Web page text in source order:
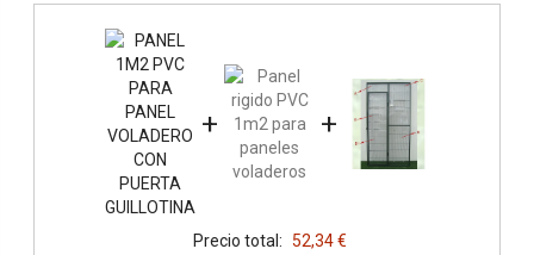
+ +
Precio total: 52,34 €